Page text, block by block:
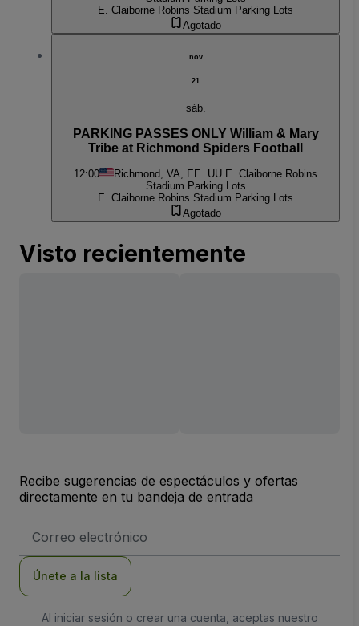
E. Claiborne Robins Stadium Parking Lots
Agotado
nov
21
sáb.
PARKING PASSES ONLY William & Mary
Tribe at Richmond Spiders Football
12:00 Richmond, VA, EE. UU. E. Claiborne Robins
Stadium Parking Lots
E. Claiborne Robins Stadium Parking Lots
Agotado
Visto recientemente
Recibe sugerencias de espectáculos y ofertas
directamente en tu bandeja de entrada
de
Únete a la lista
Al iniciar sesión o crear una cuenta, aceptas nuestro